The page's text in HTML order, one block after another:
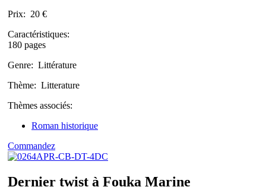
Prix: 20 €
Caractéristiques:
180 pages
Genre: Littérature
Thème: Litterature
Thèmes associés:
Roman historique
Commandez
Dernier twist à Fouka Marine